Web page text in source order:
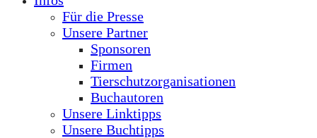
Für die Presse
Unsere Partner
Sponsoren
Firmen
Tierschutzorganisationen
Buchautoren
Unsere Linktipps
Unsere Buchtipps